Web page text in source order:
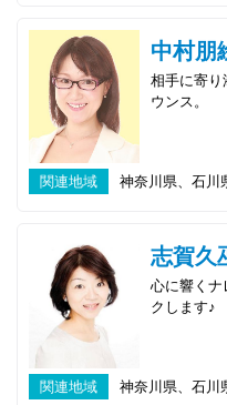
中村朋
相手に寄り
ウンス。
関連地域 神奈川県、石川
志賀久
心に響くナ
クします♪
関連地域 神奈川県、石川